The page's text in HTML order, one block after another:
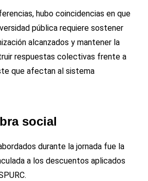
hubo coincidencias en que
pública requiere sostener
alcanzados y mantener la
respuestas colectivas frente a
que afectan al sistema
social
durante la jornada fue la
a los descuentos aplicados